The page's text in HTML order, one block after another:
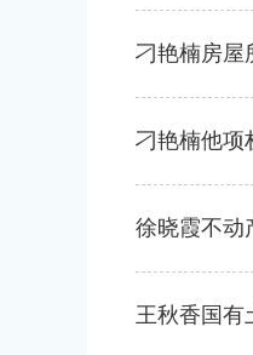
刁艳楠房屋
刁艳楠他项
徐晓霞不动
王秋香国有